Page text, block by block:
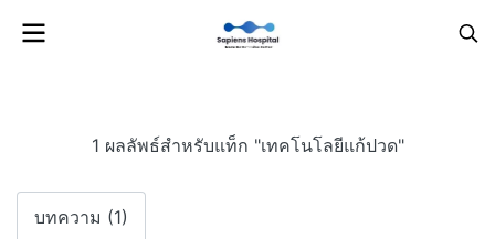
1 ผลลัพธ์สำหรับแท็ก "เทคโนโลยีแก้ปวด"
บทความ (1)